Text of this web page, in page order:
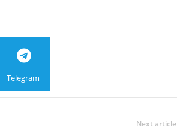
Telegram
Next article